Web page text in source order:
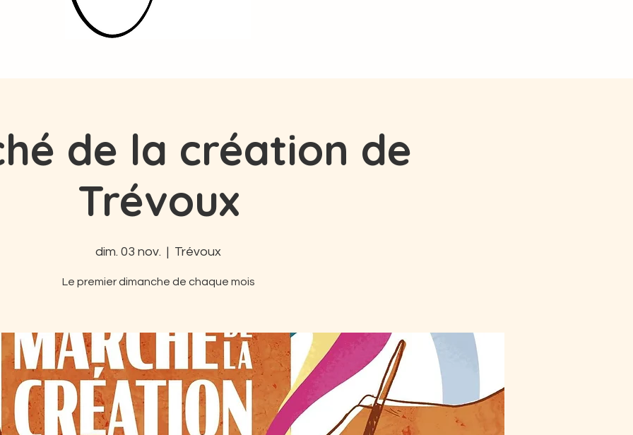
de la création de
Trévoux
dim. 03 nov. Trévoux
Le premier dimanche de chaque mois